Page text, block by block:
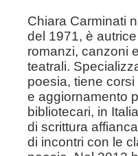
Chiara Carminati
del 1971, è
romanzi, canzoni
teatrali.
poesia, tiene
e aggiornamento
bibliotecari, in
di scrittura
di incontri con le